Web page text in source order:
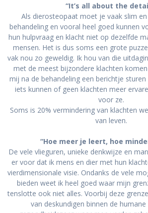
“It’s all about the
Als dierosteopaat moet je vaak slim
behandeling en vooral heel goed kunnen
hun hulpvraag en klacht niet op dezelfde
mensen. Het is dus soms een grote
vak nou zo geweldig. Ik hou van die
met de meest bijzondere klachten
mij na de behandeling een berichtje
iets kunnen of geen klachten meer
voor ze.
Soms is 20% vermindering van klachten
van leven.
“Hoe meer je leert, hoe
De vele vlieguren, unieke denkwijze en
er voor dat ik mens en dier met hun
vierdimensionale visie. Ondanks de vele
bieden weet ik heel goed waar mijn
tenslotte ook niet alles. Voorbij deze
van deskundigen binnen de